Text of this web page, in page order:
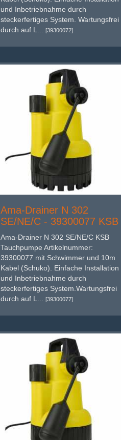
und Inbetriebnahme durch
steckerfertiges System. Wartungsfrei
durch auf L...
[39300072]
Ama-Drainer N 302
SE/NE/C - 39300077 KSB
Ama-Drainer N 302 SE/NE/C KSB
Tauchpumpe Artikelnummer:
39300077 mit Schwimmer und 10m
Kabel (Schuko). Einfache Installation
und Inbetriebnahme durch
steckerfertiges System.Wartungsfrei
durch auf L... [39300077]